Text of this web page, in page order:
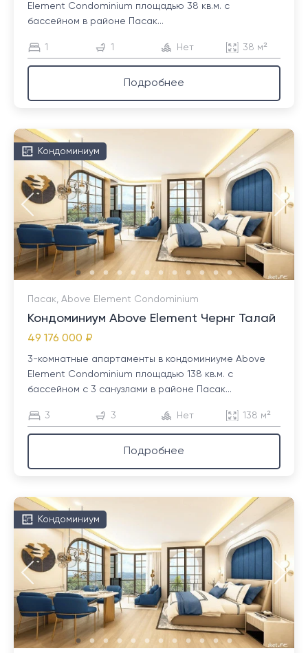
Element Condominium площадью 38 кв.м. с
бассейном в районе Пасак...
1 1 Нет 38 м²
Подробнее
Кондоминиум
Пасак, Above Element Condominium
Кондоминиум Above Element Чернг Талай
49 176 000 ₽
3-комнатные апартаменты в кондоминиуме Above
Element Condominium площадью 138 кв.м. с
бассейном с 3 санузлами в районе Пасак...
3 3 Нет 138 м²
Подробнее
Кондоминиум